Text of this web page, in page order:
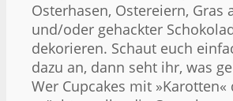
Osterhasen, Ostereiern, Gras
und/oder gehackter
dekorieren. Schaut euch
dazu an, dann seht ihr, was
Wer Cupcakes mit »Karotten«